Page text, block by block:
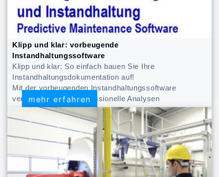
Klipp und klar: vorbeugende
Instandhaltungssoftware
Klipp und klar: So einfach bauen Sie Ihre
Instandhaltungsdokumentation auf!
Mit der vorbeugenden Instandhaltungssoftware
verfügen Sie über professionelle Analysen
mehr erfahren
mehr erfahren